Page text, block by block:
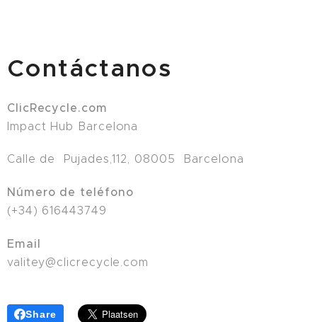
Contáctanos
ClicRecycle.com
Impact Hub Barcelona
Calle de Pujades,112, 08005 Barcelona
Número de teléfono
(+34) 616443749
Email
valitey@clicrecycle.com
Share